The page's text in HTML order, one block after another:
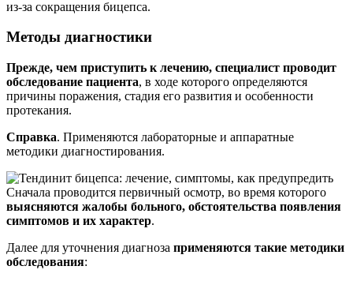
из-за сокращения бицепса.
Методы диагностики
Прежде, чем приступить к лечению, специалист проводит
обследование пациента, в ходе которого определяются
причины поражения, стадия его развития и особенности
протекания.
Справка. Применяются лабораторные и аппаратные
методики диагностирования.
Сначала проводится первичный осмотр, во время которого
выясняются жалобы больного, обстоятельства появления
симптомов и их характер.
Далее для уточнения диагноза применяются такие методики
обследования: